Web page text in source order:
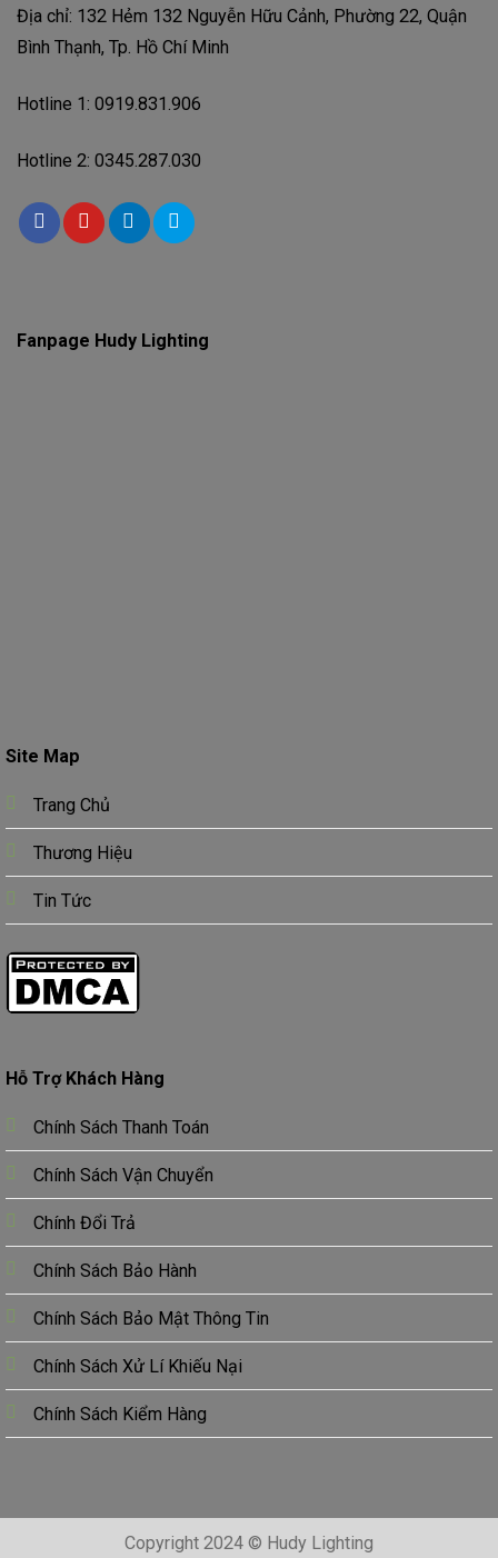
Địa chỉ: 132 Hẻm 132 Nguyễn Hữu Cảnh, Phường 22, Quận
Bình Thạnh, Tp. Hồ Chí Minh
Hotline 1: 0919.831.906
Hotline 2: 0345.287.030
Site Map
Trang Chủ
Thương Hiệu
Tin Tức
Hỗ Trợ Khách Hàng
Chính Sách Thanh Toán
Chính Sách Vận Chuyển
Chính Đổi Trả
Chính Sách Bảo Hành
Chính Sách Bảo Mật Thông Tin
Chính Sách Xử Lí Khiếu Nại
Chính Sách Kiểm Hàng
Fanpage Hudy Lighting
Copyright 2024 © Hudy Lighting